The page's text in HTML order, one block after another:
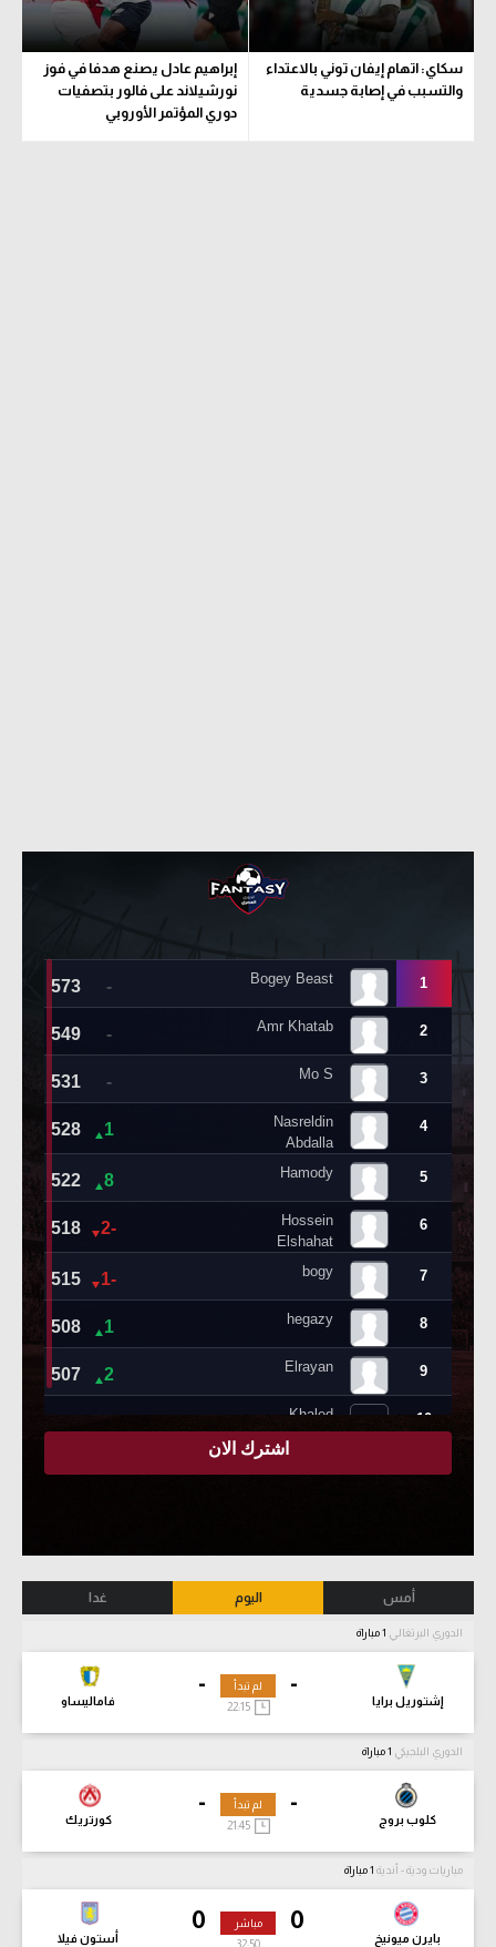
سكاي: اتهام إيفان توني بالاعتداء
والتسبب في إصابة جسدية
إبراهيم عادل يصنع هدفا في فوز
نورشيلاند على فالور بتصفيات
دوري المؤتمر الأوروبي
أمس اليوم غدا
الدوري البرتغالي
-
إشتوريل برايا
-
فاماليساو
لم تبدأ
22:15
الدوري البلجيكي
-
كلوب بروج
-
كورتريك
لم تبدأ
21:45
مباريات ودية - أندية
0
بايرن ميونيخ
0
أستون فيلا
مباشر
32:51